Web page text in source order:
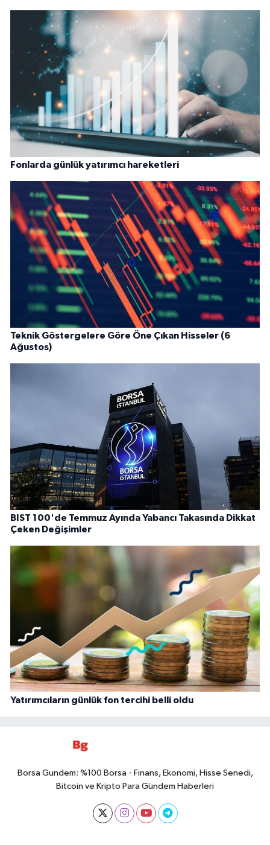
Fonlarda günlük yatırımcı hareketleri
Teknik Göstergelere Göre Öne Çıkan Hisseler (6
Ağustos)
BIST 100'de Temmuz Ayında Yabancı Takasında Dikkat
Çeken Değişimler
Yatırımcıların günlük fon tercihi belli oldu
Borsa Gundem: %100 Borsa - Finans, Ekonomi, Hisse Senedi,
Bitcoin ve Kripto Para Gündem Haberleri